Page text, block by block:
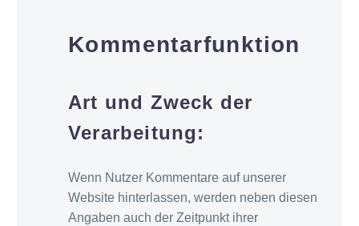
Kommentarfunktion
Art und Zweck der
Verarbeitung:
Wenn Nutzer Kommentare auf unserer
Website hinterlassen, werden neben diesen
Angaben auch der Zeitpunkt ihrer